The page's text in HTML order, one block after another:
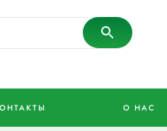
О НАС